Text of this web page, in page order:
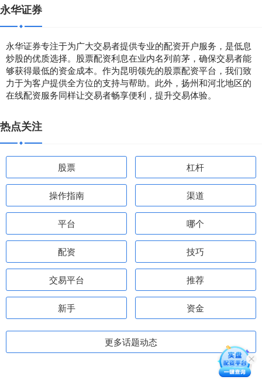
永华证券
永华证券专注于为广大交易者提供专业的配资开户服务，是低息
炒股的优质选择。股票配资利息在业内名列前茅，确保交易者能
够获得最低的资金成本。作为昆明领先的股票配资平台，我们致
力于为客户提供全方位的支持与帮助。此外，扬州和河北地区的
在线配资服务同样让交易者畅享便利，提升交易体验。
热点关注
股票 杠杆
操作指南 渠道
平台 哪个
配资 技巧
交易平台 推荐
新手 资金
更多话题动态